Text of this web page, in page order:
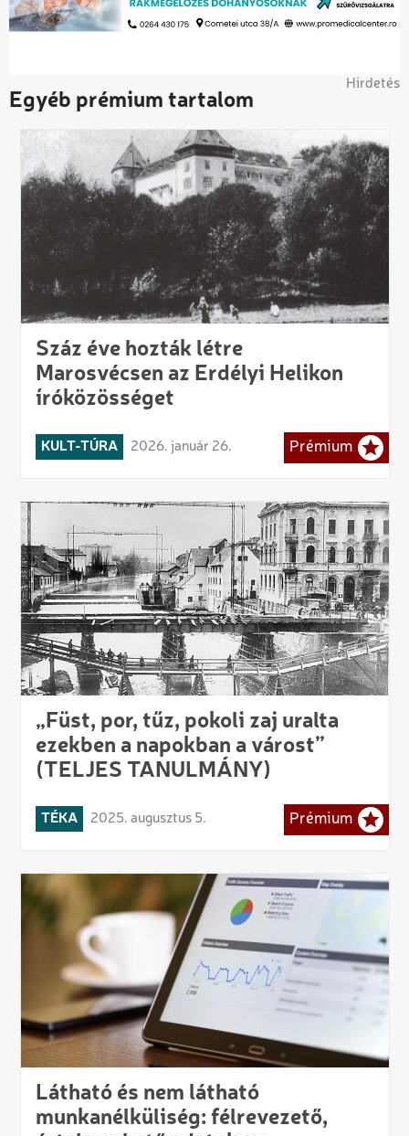
Hirdetés
Egyéb prémium tartalom
Száz éve hozták létre
Marosvécsen az Erdélyi Helikon
íróközösséget
KULT-TÚRA 2026. január 26. Prémium
„Füst, por, tűz, pokoli zaj uralta
ezekben a napokban a várost”
(TELJES TANULMÁNY)
TÉKA 2025. augusztus 5. Prémium
Látható és nem látható
munkanélküliség: félrevezető,